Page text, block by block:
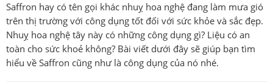
Saffron hay có tên gọi khác nhuỵ hoa nghệ đang làm mưa gió
trên thị trường với công dụng tốt đối với sức khỏe và sắc đẹp.
Nhuỵ hoa nghệ tây này có những công dụng gì? Liệu có an
toàn cho sức khoẻ không? Bài viết dưới đây sẽ giúp bạn tìm
hiểu về Saffron cũng như là công dụng của nó nhé.